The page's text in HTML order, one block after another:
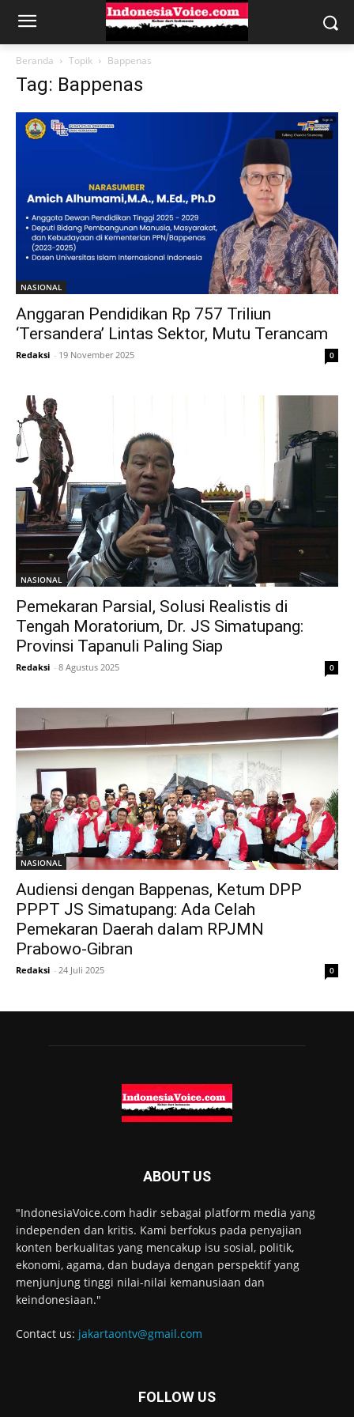
Beranda Topik Bappenas
Tag: Bappenas
NASIONAL
Anggaran Pendidikan Rp 757 Triliun
‘Tersandera’ Lintas Sektor, Mutu Terancam
Redaksi - 19 November 2025 0
NASIONAL
Pemekaran Parsial, Solusi Realistis di
Tengah Moratorium, Dr. JS Simatupang:
Provinsi Tapanuli Paling Siap
Redaksi - 8 Agustus 2025 0
NASIONAL
Audiensi dengan Bappenas, Ketum DPP
PPPT JS Simatupang: Ada Celah
Pemekaran Daerah dalam RPJMN
Prabowo-Gibran
Redaksi - 24 Juli 2025 0
ABOUT US
"IndonesiaVoice.com hadir sebagai platform media yang
independen dan kritis. Kami berfokus pada penyajian
konten berkualitas yang mencakup isu sosial, politik,
ekonomi, agama, dan budaya dengan perspektif yang
menjunjung tinggi nilai-nilai kemanusiaan dan
keindonesiaan."
Contact us: jakartaontv@gmail.com
FOLLOW US